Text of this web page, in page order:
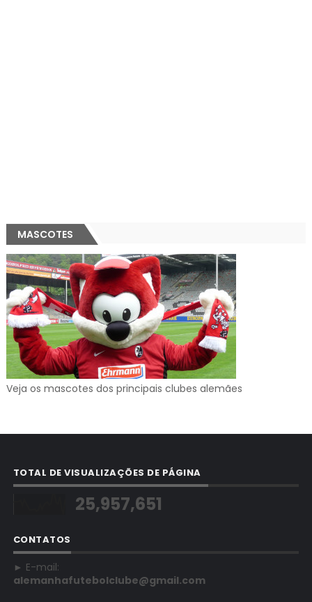
MASCOTES
Veja os mascotes dos principais clubes alemães
TOTAL DE VISUALIZAÇÕES DE PÁGINA
25,957,651
CONTATOS
► E-mail:
alemanhafutebolclube@gmail.com